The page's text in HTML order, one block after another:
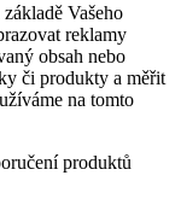
Vašeho
reklamy
obsah nebo
či produkty a měřit
na tomto
produktů